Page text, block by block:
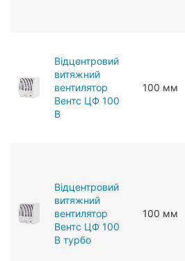
Відцентровий
витяжний
вентилятор
Вентс ЦФ 100
В
100 мм
Відцентровий
витяжний
вентилятор
Вентс ЦФ 100
В турбо
100 мм